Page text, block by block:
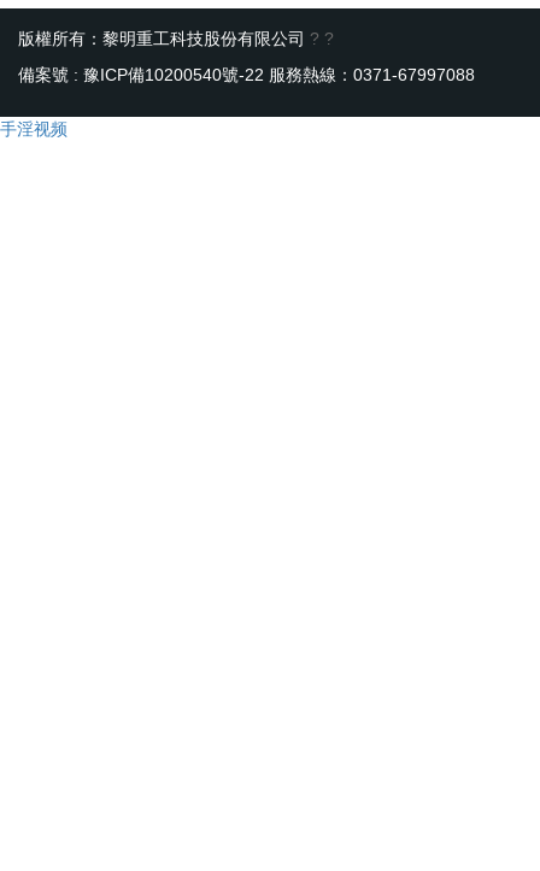
版權所有：黎明重工科技股份有限公司
備案號 : 豫ICP備10200540號-22
?
服務熱線：0371-67997088
?
手淫视频